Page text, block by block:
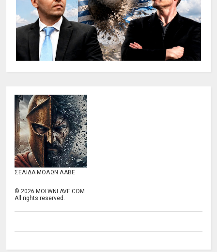
ΣΕΛΙΔΑ ΜΟΛΩΝ ΛΑΒΕ
©2026 MOLWNLAVE.COM
All rights reserved.